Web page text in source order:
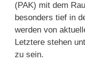
(PAK) mit dem
besonders tief in
werden von
Letztere stehen
zu sein.